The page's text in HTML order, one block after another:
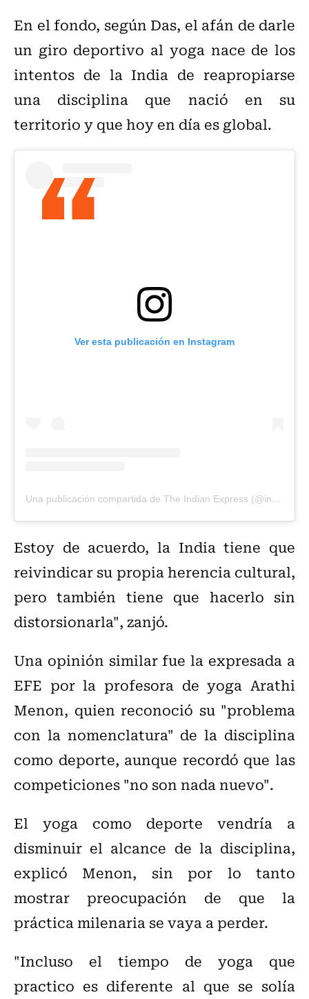
En el fondo, según Das, el afán de darle
un giro deportivo al yoga nace de los
intentos de la India de reapropiarse
una disciplina que nació en su
territorio y que hoy en día es global.
Ver esta publicación en Instagram
Una publicación compartida de The Indian Express (@indianexpress)
Estoy de acuerdo, la India tiene que
reivindicar su propia herencia cultural,
pero también tiene que hacerlo sin
distorsionarla", zanjó.
Una opinión similar fue la expresada a
EFE por la profesora de yoga Arathi
Menon, quien reconoció su "problema
con la nomenclatura" de la disciplina
como deporte, aunque recordó que las
competiciones "no son nada nuevo".
El yoga como deporte vendría a
disminuir el alcance de la disciplina,
explicó Menon, sin por lo tanto
mostrar preocupación de que la
práctica milenaria se vaya a perder.
"Incluso el tiempo de yoga que
practico es diferente al que se solía